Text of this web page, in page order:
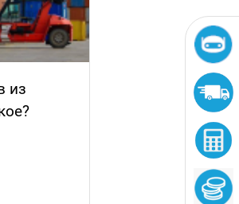
Способы